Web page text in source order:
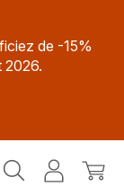
de -15%
2026.
MonMon